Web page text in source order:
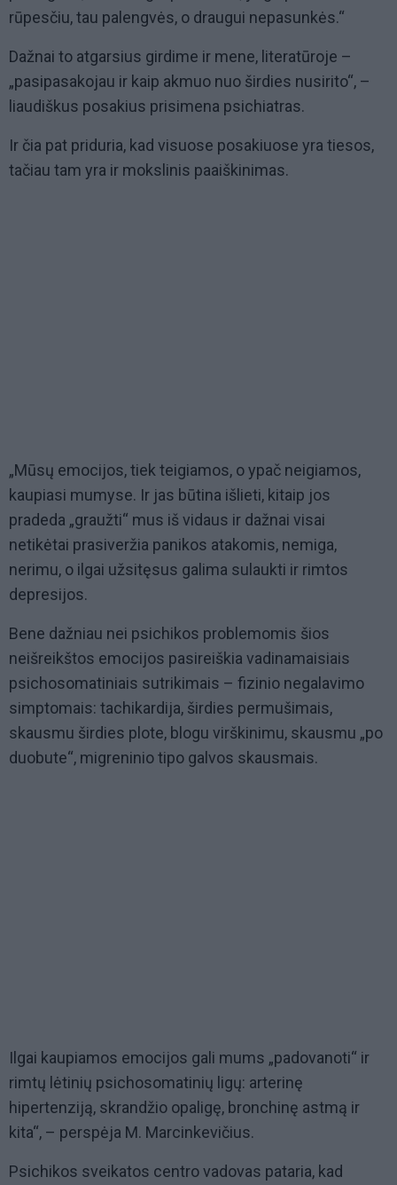
rūpesčiu, tau palengvės, o draugui nepasunkės.“
Dažnai to atgarsius girdime ir mene, literatūroje –
„pasipasakojau ir kaip akmuo nuo širdies nusirito“, –
liaudiškus posakius prisimena psichiatras.
Ir čia pat priduria, kad visuose posakiuose yra tiesos,
tačiau tam yra ir mokslinis paaiškinimas.
„Mūsų emocijos, tiek teigiamos, o ypač neigiamos,
kaupiasi mumyse. Ir jas būtina išlieti, kitaip jos
pradeda „graužti“ mus iš vidaus ir dažnai visai
netikėtai prasiveržia panikos atakomis, nemiga,
nerimu, o ilgai užsitęsus galima sulaukti ir rimtos
depresijos.
Bene dažniau nei psichikos problemomis šios
neišreikštos emocijos pasireiškia vadinamaisiais
psichosomatiniais sutrikimais – fizinio negalavimo
simptomais: tachikardija, širdies permušimais,
skausmu širdies plote, blogu virškinimu, skausmu „po
duobute“, migreninio tipo galvos skausmais.
Ilgai kaupiamos emocijos gali mums „padovanoti“ ir
rimtų lėtinių psichosomatinių ligų: arterinę
hipertenziją, skrandžio opaligę, bronchinę astmą ir
kita“, – perspėja M. Marcinkevičius.
Psichikos sveikatos centro vadovas pataria, kad